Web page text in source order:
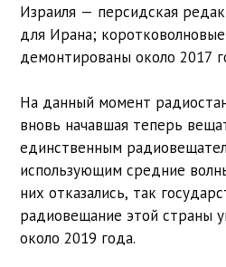
Израиля — персидская
для Ирана;
демонтированы около 2017
На данный момент
вновь начавшая теперь
единственным
использующим средние
них отказались, так
радиовещание этой страны
около 2019 года.